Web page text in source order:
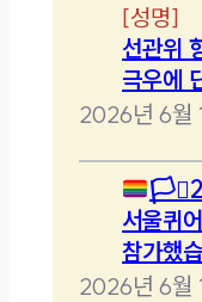
[성명]
선관위
극우에
2026년 6월
🏳️‍⚧️
서울퀴
참가했
2026년 6월